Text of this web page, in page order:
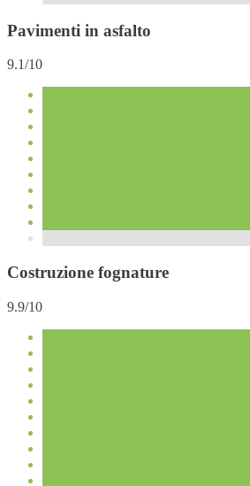
Pavimenti in asfalto
9.1/10
Costruzione fognature
9.9/10